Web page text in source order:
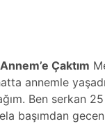
Çaktım
annemle
Ben serkan 25
başımdan